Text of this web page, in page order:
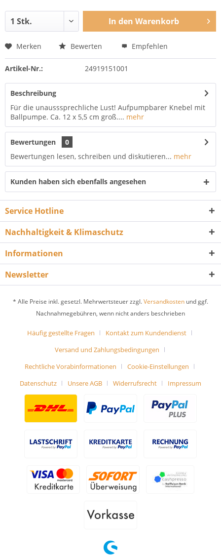
In den Warenkorb
Merken Bewerten Empfehlen
Artikel-Nr.: 24919151001
Beschreibung
Für die unausssprechliche Lust! Aufpumpbarer Knebel mit
Ballpumpe. Ca. 12 x 5,5 cm groß.... mehr
Bewertungen
0
Bewertungen lesen, schreiben und diskutieren... mehr
Kunden haben sich ebenfalls angesehen
Service Hotline
Nachhaltigkeit & Klimaschutz
Informationen
Newsletter
* Alle Preise inkl. gesetzl. Mehrwertsteuer zzgl.Versandkosten und ggf.
Nachnahmegebühren, wenn nicht anders beschrieben
Häufig gestellte Fragen
Kontakt zum Kundendienst
Versand und Zahlungsbedingungen
Rechtliche Vorabinformationen
Cookie-Einstellungen
Datenschutz
Unsere AGB Widerrufsrecht Impressum